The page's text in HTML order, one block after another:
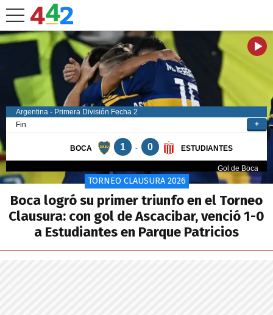
TORNEO CLAUSURA 2026
Boca logró su primer triunfo en el Torneo
Clausura: con gol de Ascacibar, venció 1-0
a Estudiantes en Parque Patricios